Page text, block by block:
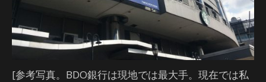
[参考写真。BDO銀行は現地では最大手。現在では私